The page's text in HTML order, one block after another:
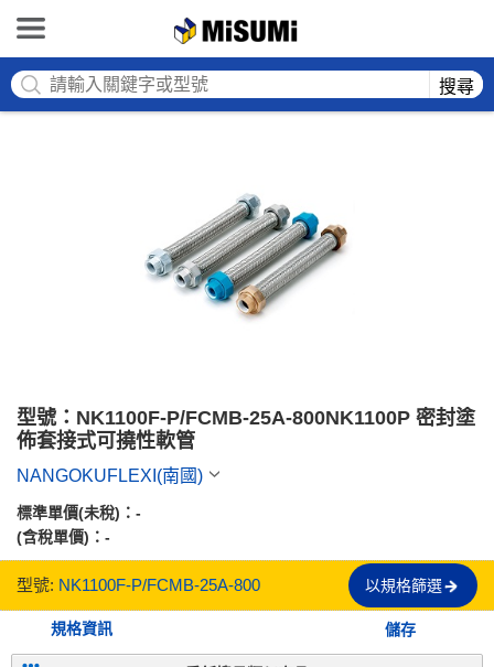
搜尋
型號：NK1100F-P/FCMB-25A-800NK1100P 密封塗
佈套接式可撓性軟管
NANGOKUFLEXI(南國)
標準單價(未稅)： -
(含稅單價)： -
型號: NK1100F-P/FCMB-25A-800 以規格篩選
規格資訊 儲存